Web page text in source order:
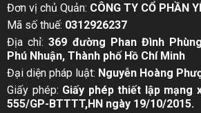
Đơn vị chủ Quản: CÔNG TY CỔ PHẦN
Mã số thuế: 0312926237
Địa chỉ:369 đường Phan Đình
Phú Nhuận, Thành phố Hồ Chí Minh
Đại diện pháp luật: Nguyễn Hoàng
Giấy phép: Giấy phép thiết lập mạng
555/GP-BTTTT,HN ngày 19/10/2015.